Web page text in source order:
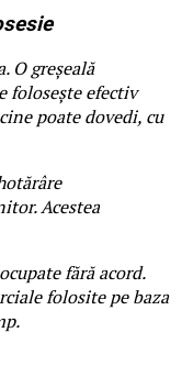
O greșeală
folosește efectiv
poate dovedi, cu
Acestea
fără acord.
folosite pe baza